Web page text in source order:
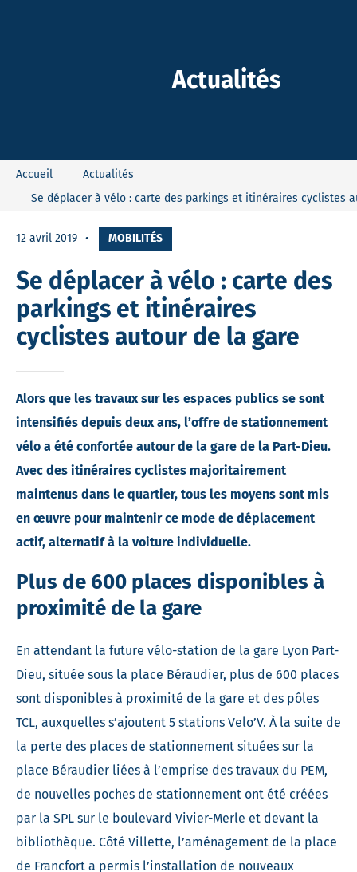
Actualités
Accueil
Actualités
Se déplacer à vélo : carte des parkings et itinéraires cyclistes
12 avril 2019 MOBILITÉS
Se déplacer à vélo : carte des
parkings et itinéraires
cyclistes autour de la gare
Alors que les travaux sur les espaces publics se sont
intensifiés depuis deux ans, l’offre de stationnement
vélo a été confortée autour de la gare de la Part-Dieu.
Avec des itinéraires cyclistes majoritairement
maintenus dans le quartier, tous les moyens sont mis
en œuvre pour maintenir ce mode de déplacement
actif, alternatif à la voiture individuelle.
Plus de 600 places disponibles à
proximité de la gare
En attendant la future vélo-station de la gare Lyon Part-
Dieu, située sous la place Béraudier, plus de 600 places
sont disponibles à proximité de la gare et des pôles
TCL, auxquelles s’ajoutent 5 stations Velo’V. À la suite de
la perte des places de stationnement situées sur la
place Béraudier liées à l’emprise des travaux du PEM,
de nouvelles poches de stationnement ont été créées
par la SPL sur le boulevard Vivier-Merle et devant la
bibliothèque. Côté Villette, l’aménagement de la place
de Francfort a permis l’installation de nouveaux